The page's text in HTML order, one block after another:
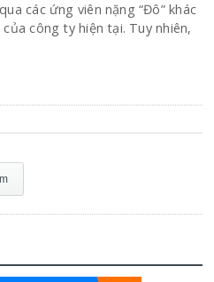
các ứng viên nặng “Đô” khác
công ty hiện tại. Tuy nhiên,